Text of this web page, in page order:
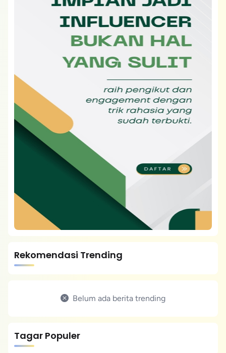
Rekomendasi Trending
Belum ada berita trending
Tagar Populer